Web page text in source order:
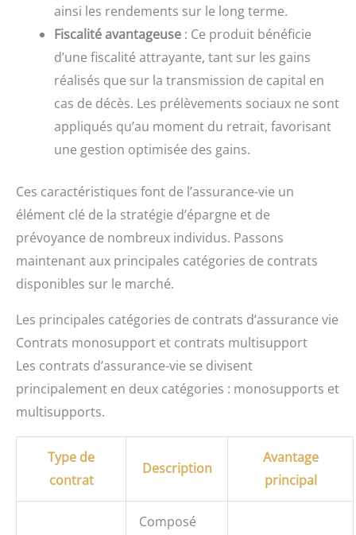
ainsi les rendements sur le long terme.
Fiscalité avantageuse : Ce produit bénéficie
d’une fiscalité attrayante, tant sur les gains
réalisés que sur la transmission de capital en
cas de décès. Les prélèvements sociaux ne sont
appliqués qu’au moment du retrait, favorisant
une gestion optimisée des gains.
Ces caractéristiques font de l’assurance-vie un
élément clé de la stratégie d’épargne et de
prévoyance de nombreux individus. Passons
maintenant aux principales catégories de contrats
disponibles sur le marché.
Les principales catégories de contrats d’assurance vie
Contrats monosupport et contrats multisupport
Les contrats d’assurance-vie se divisent
principalement en deux catégories : monosupports et
multisupports.
Type de
contrat
Description
Avantage
principal
Composé